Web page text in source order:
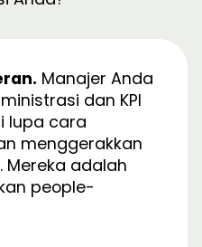
Manajer Anda
dan KPI
lupa cara
menggerakkan
Mereka adalah
people-